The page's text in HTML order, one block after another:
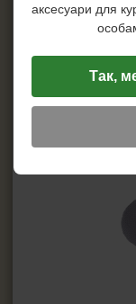
аксесуари для
Так,